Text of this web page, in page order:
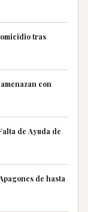
tras
con
de Ayuda de
de hasta